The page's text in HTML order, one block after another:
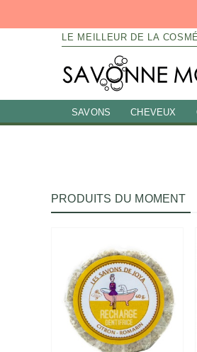
LE MEILLEUR DE LA
SAVONS CHEVEUX
PRODUITS DU MOMENT